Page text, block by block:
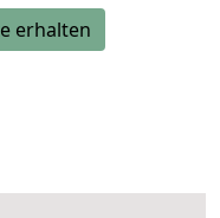
erhalten